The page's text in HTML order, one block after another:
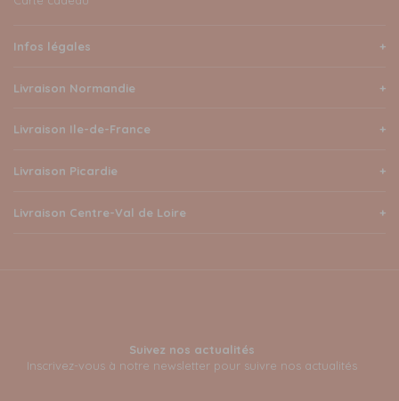
Infos légales
Livraison Normandie
Livraison Ile-de-France
Livraison Picardie
Livraison Centre-Val de Loire
Suivez nos actualités
Inscrivez-vous à notre newsletter pour suivre nos actualités